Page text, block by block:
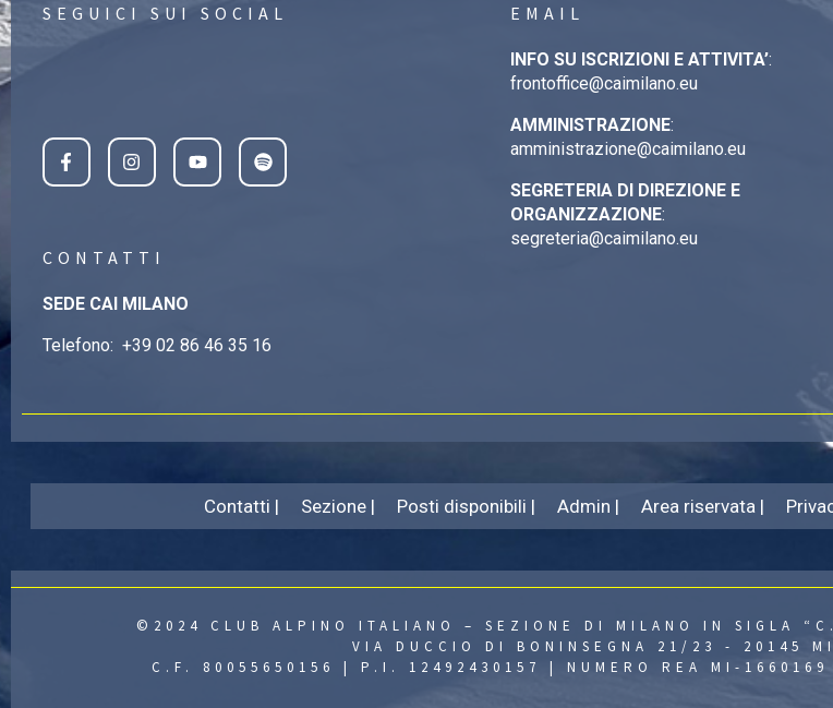
SEGUICI SUI SOCIAL
CONTATTI
SEDE CAI MILANO
Telefono: +39 02 86 46 35 16
EMAIL
INFO SU ISCRIZIONI E ATTIVITA’:
frontoffice@caimilano.eu
AMMINISTRAZIONE:
amministrazione@caimilano.eu
SEGRETERIA DI DIREZIONE E
ORGANIZZAZIONE:
segreteria@caimilano.eu
Contatti | Sezione | Posti disponibili | Admin | Area riservata |
©2024 CLUB ALPINO ITALIANO – SEZIONE DI MILANO IN SIGLA
VIA DUCCIO DI BONINSEGNA 21/23 - 20145
C.F. 80055650156 | P.I. 12492430157 | NUMERO REA MI-1660169